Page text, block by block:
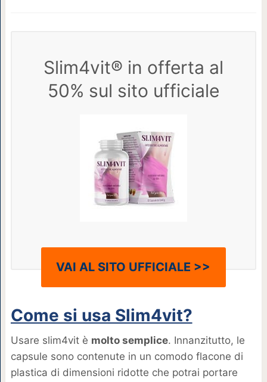
Slim4vit® in offerta al
50% sul sito ufficiale
VAI AL SITO UFFICIALE >>
Come si usa Slim4vit?
Usare slim4vit è molto semplice. Innanzitutto, le
capsule sono contenute in un comodo flacone di
plastica di dimensioni ridotte che potrai portare